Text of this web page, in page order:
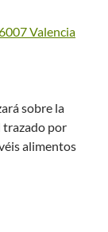
sobre la
trazado por
alimentos